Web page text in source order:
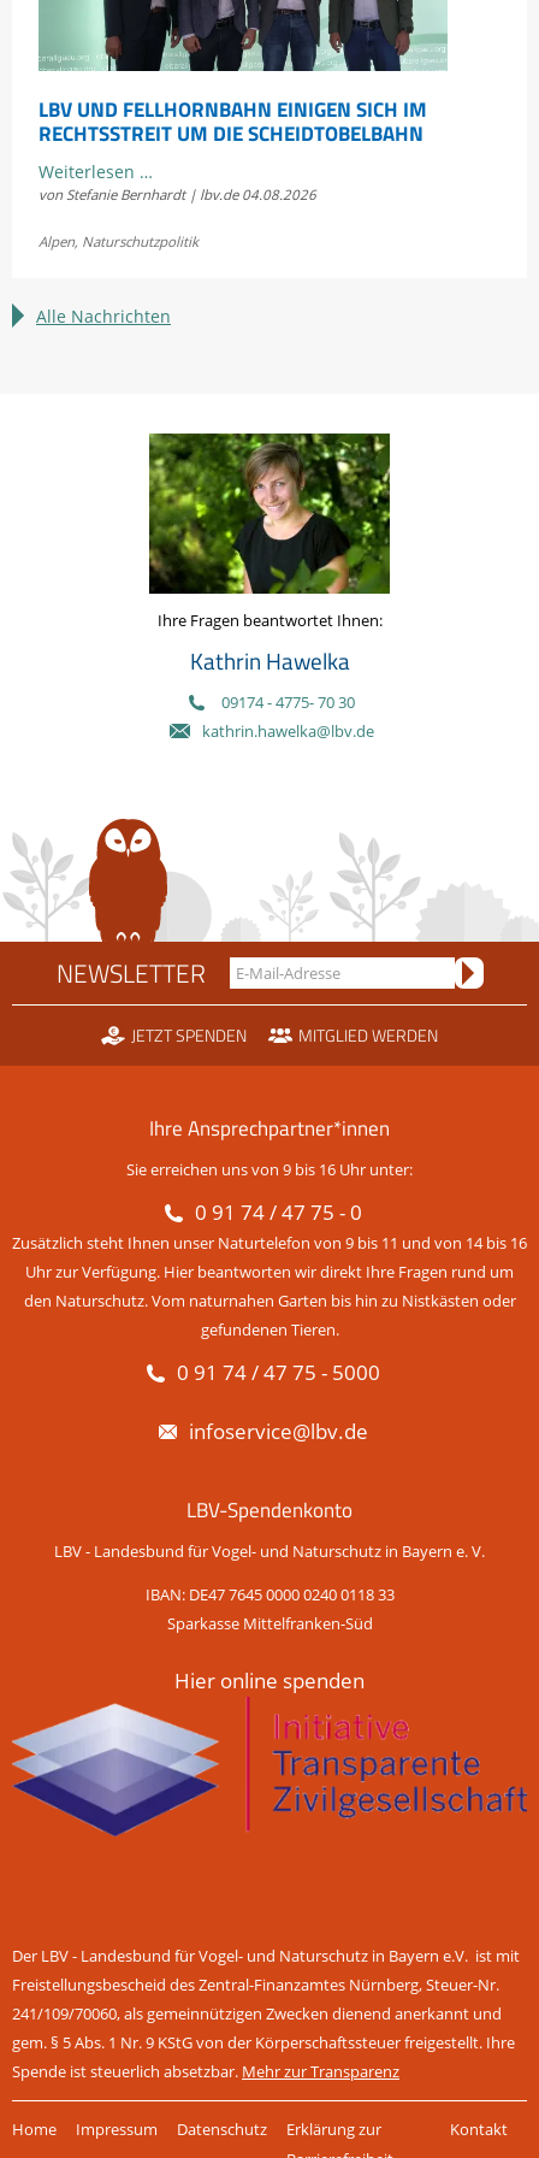
LBV UND FELLHORNBAHN EINIGEN SICH IM
RECHTSSTREIT UM DIE SCHEIDTOBELBAHN
Weiterlesen …LBV
und
einigen
im
Scheidtobelbahn
von Stefanie Bernhardt | lbv.de 04.08.2026
Alpen, Naturschutzpolitik
Alle Nachrichten
Ihre Fragen beantwortet Ihnen:
Kathrin Hawelka
09174 - 4775- 70 30
kathrin.hawelka@lbv.de
NEWSLETTER
JETZT SPENDEN MITGLIED WERDEN
Ihre Ansprechpartner*innen
Sie erreichen uns von 9 bis 16 Uhr unter:
0 91 74 / 47 75 - 0
Zusätzlich steht Ihnen unser Naturtelefon von 9 bis 11 und von 14 bis 16
Uhr zur Verfügung. Hier beantworten wir direkt Ihre Fragen rund um
den Naturschutz. Vom naturnahen Garten bis hin zu Nistkästen oder
gefundenen Tieren.
0 91 74 / 47 75 - 5000
infoservice@lbv.de
LBV-Spendenkonto
LBV - Landesbund für Vogel- und Naturschutz in Bayern e. V.
IBAN: DE47 7645 0000 0240 0118 33
Sparkasse Mittelfranken-Süd
Hier online spenden
Der LBV - Landesbund für Vogel- und Naturschutz in Bayern e.V. ist mit
Freistellungsbescheid des Zentral-Finanzamtes Nürnberg, Steuer-Nr.
241/109/70060, als gemeinnützigen Zwecken dienend anerkannt und
gem. § 5 Abs. 1 Nr. 9 KStG von der Körperschaftssteuer freigestellt. Ihre
Spende ist steuerlich absetzbar. Mehr zur Transparenz
überspringen
Home Impressum Datenschutz
Erklärung zur
Kontakt